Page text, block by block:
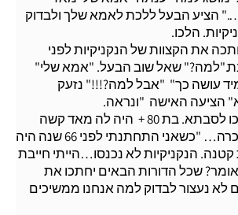
הציע הבעל ללכת לאמא שלך ולבדוק
הלכו.
את הקצוות של הנקניקיות לפני
"למה?" שאל שוב הבעל. "אמא שלי"
עושה כך" "אבל למה?!!!" נזעק
הציעה האישה "ונראה.
הלכו לסבתא. בת 80 + היה לה מאד קשה
"כשאני התחתנתי לפני 66 שנה היה
הנקניקיות לא נכנסו…הייתי חייבת
שכל הדורות הבאים יחתכו את
לא נעצור לבדוק למה אנחנו ממשיכים